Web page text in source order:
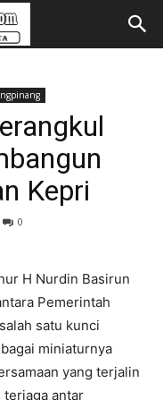
Kepri
0
H Nurdin Basirun
Pemerintah
satu kunci
miniaturnya
yang terjalin
antar